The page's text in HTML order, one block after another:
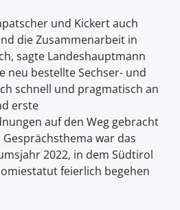
und Kickert auch
die Zusammenarbeit in
sagte Landeshauptmann
neu bestellte Sechser- und
schnell und pragmatisch an
erste
auf den Weg gebracht
war das
2022, in dem Südtirol
feierlich begehen